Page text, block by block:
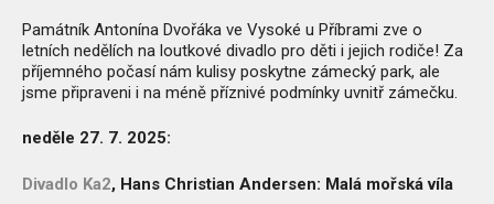
Památník Antonína Dvořáka ve Vysoké u Příbrami zve o
letních nedělích na loutkové divadlo pro děti i jejich rodiče! Za
příjemného počasí nám kulisy poskytne zámecký park, ale
jsme připraveni i na méně příznivé podmínky uvnitř zámečku.
neděle 27. 7. 2025:
Divadlo Ka2, Hans Christian Andersen: Malá mořská víla